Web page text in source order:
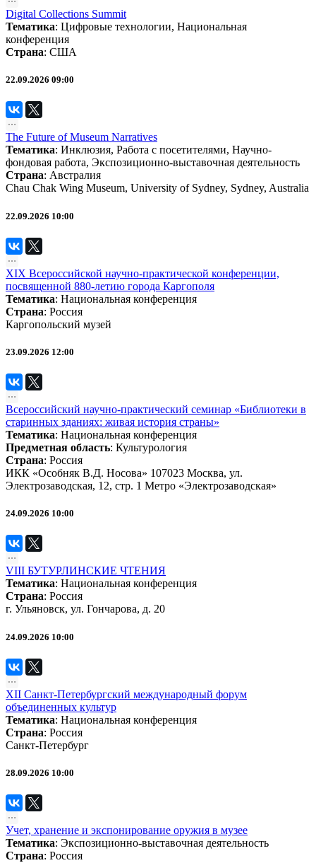
Digital Collections Summit
Тематика: Цифровые технологии, Национальная
конференция
Страна: США
22.09.2026 09:00
The Future of Museum Narratives
Тематика: Инклюзия, Работа с посетителями, Научно-
фондовая работа, Экспозиционно-выставочная деятельность
Страна: Австралия
Chau Chak Wing Museum, University of Sydney, Sydney, Australia
22.09.2026 10:00
XIX Всероссийской научно-практической конференции,
посвященной 880-летию города Каргополя
Тематика: Национальная конференция
Страна: Россия
Каргопольский музей
23.09.2026 12:00
Всероссийский научно-практический семинар «Библиотеки в
старинных зданиях: живая история страны»
Тематика: Национальная конференция
Предметная область: Культурология
Страна: Россия
ИКК «Особняк В.Д. Носова» 107023 Москва, ул.
Электрозаводская, 12, стр. 1 Метро «Электрозаводская»
24.09.2026 10:00
VIII БУТУРЛИНСКИЕ ЧТЕНИЯ
Тематика: Национальная конференция
Страна: Россия
г. Ульяновск, ул. Гончарова, д. 20
24.09.2026 10:00
XII Санкт-Петербургский международный форум
объединенных культур
Тематика: Национальная конференция
Страна: Россия
Санкт-Петербург
28.09.2026 10:00
Учет, хранение и экспонирование оружия в музее
Тематика: Экспозиционно-выставочная деятельность
Страна: Россия